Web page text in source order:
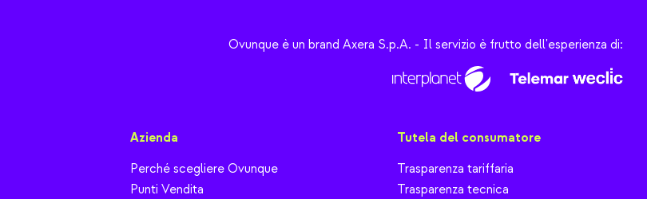
Ovunque è un brand Axera S.p.A. - Il servizio è frutto dell'esperienza di:
Azienda
Perché scegliere Ovunque
Punti Vendita
Tutela del consumatore
Trasparenza tariffaria
Trasparenza tecnica